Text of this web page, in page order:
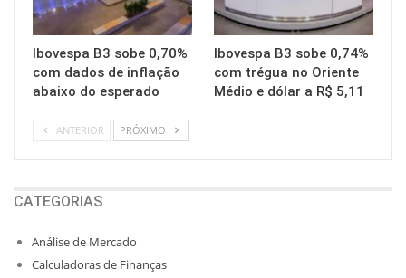
Ibovespa B3 sobe 0,70%
com dados de inflação
abaixo do esperado
Ibovespa B3 sobe 0,74%
com trégua no Oriente
Médio e dólar a R$ 5,11
ANTERIOR PRÓXIMO
CATEGORIAS
Análise de Mercado
Calculadoras de Finanças